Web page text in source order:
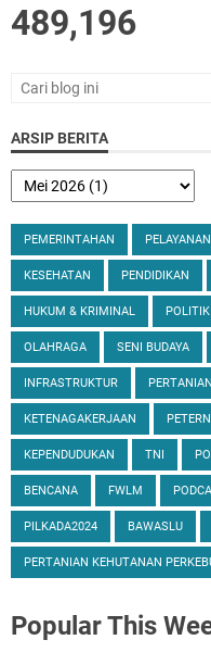
489,196
ARSIP BERITA
PEMERINTAHAN
KESEHATAN PENDIDIKAN
HUKUM & KRIMINAL POLITIK
OLAHRAGA SENI BUDAYA
INFRASTRUKTUR
KETENAGAKERJAAN
KEPENDUDUKAN TNI
BENCANA FWLM
PILKADA2024 BAWASLU
PERTANIAN KEHUTANAN
PopularThis